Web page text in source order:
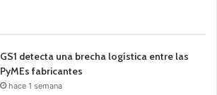
GS1 detecta una brecha logística entre las
PyMEs fabricantes
hace 1 semana